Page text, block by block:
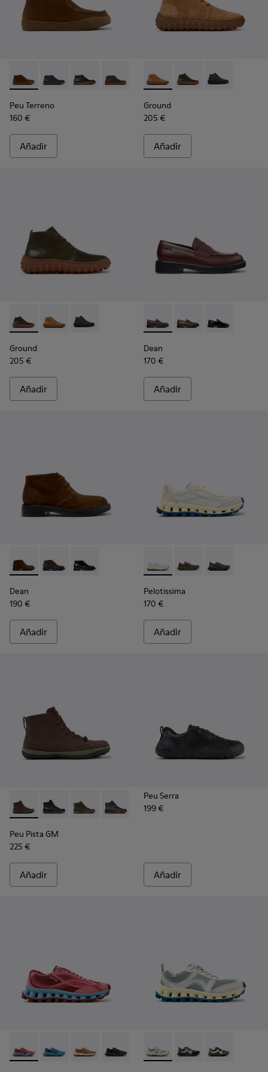
Peu Terreno - K300530-009 - Botines de ante marrones
Peu Terreno - K300530-006 - Botines de nobuk
Peu Terreno - K300530-005
Peu Terreno - K300530-004
Peu Terreno - K300530-003
Peu Terreno - K300530-
Peu Terreno
160 €
Añadir
Ground - K300330-019 -
Ground - K300330-
Ground -
Ground
205 €
Añadir
Ground - K300330-020 - Botines de piel verdes para
Ground - K300330-019 - Botines de ante marrones
Ground - K300330-006
Ground
205 €
Añadir
Dean - K101045-008 -
Dean - K101045-005
Dean -
Dean
170 €
Añadir
Dean - K300493-007 - Botines de ante marrón para hombre.
Dean - K300493-006
Dean - K300493-001
Dean
190 €
Añadir
Pelotissima - K101150-003
Pelotissima -Pelotissima -
Pelotissima
170 €
Añadir
Peu Pista GM - K300287-035 - Botines de nobuk marrones
Peu Pista GM - K300287-034
Peu Pista GM - K300287-033
Peu Pista GM - K300287-032
Peu Pista GM - K300287-030
Peu Pista GM -
Peu Pista GM
225 €
Añadir
Peu Serra
199 €
Añadir
Pelotissima - K101109-010 - Zapatillas burdeos de
Pelotissima - K101109-011
Pelotissima - K101109-007 - Zapatillas
Pelotissima - K101109-006
Pelotissima - K101134-001
Pelotissima -Pelotissima -